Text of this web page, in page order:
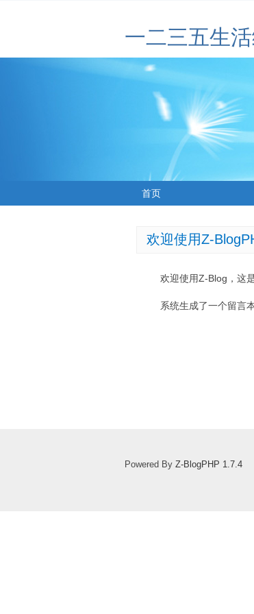
一二三五生
首页
欢迎使用Z-
欢迎使用Z-Blog，这
系统生成了一个留言
Powered By Z-BlogPHP 1.7.4